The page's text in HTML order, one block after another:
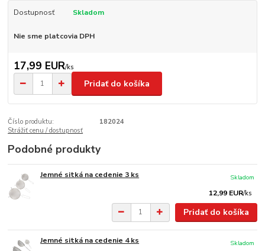
Dostupnosť Skladom
Nie sme platcovia DPH
17,99 EUR/ks
Pridať do košíka
Číslo produktu:
182024
Strážiť cenu / dostupnosť
Podobné produkty
Jemné sitká na cedenie 3 ks
12,99 EUR/ks
Skladom
Pridať do košíka
Jemné sitká na cedenie 4 ks
Skladom